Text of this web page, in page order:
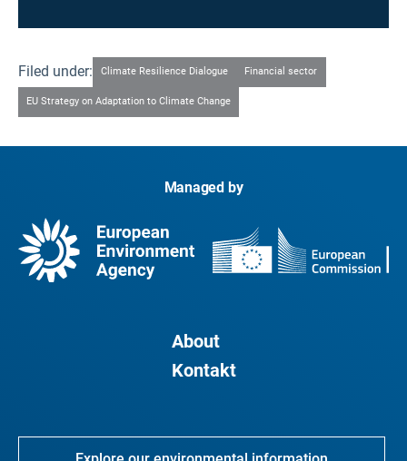
Filed under: Climate Resilience Dialogue Financial sector
EU Strategy on Adaptation to Climate Change
Managed by
About
Kontakt